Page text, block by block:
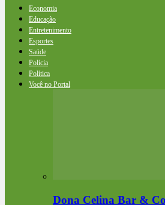
Economia
Educação
Entretenimento
Esportes
Saúde
Polícia
Política
Você no Portal
Dona Celina Bar &